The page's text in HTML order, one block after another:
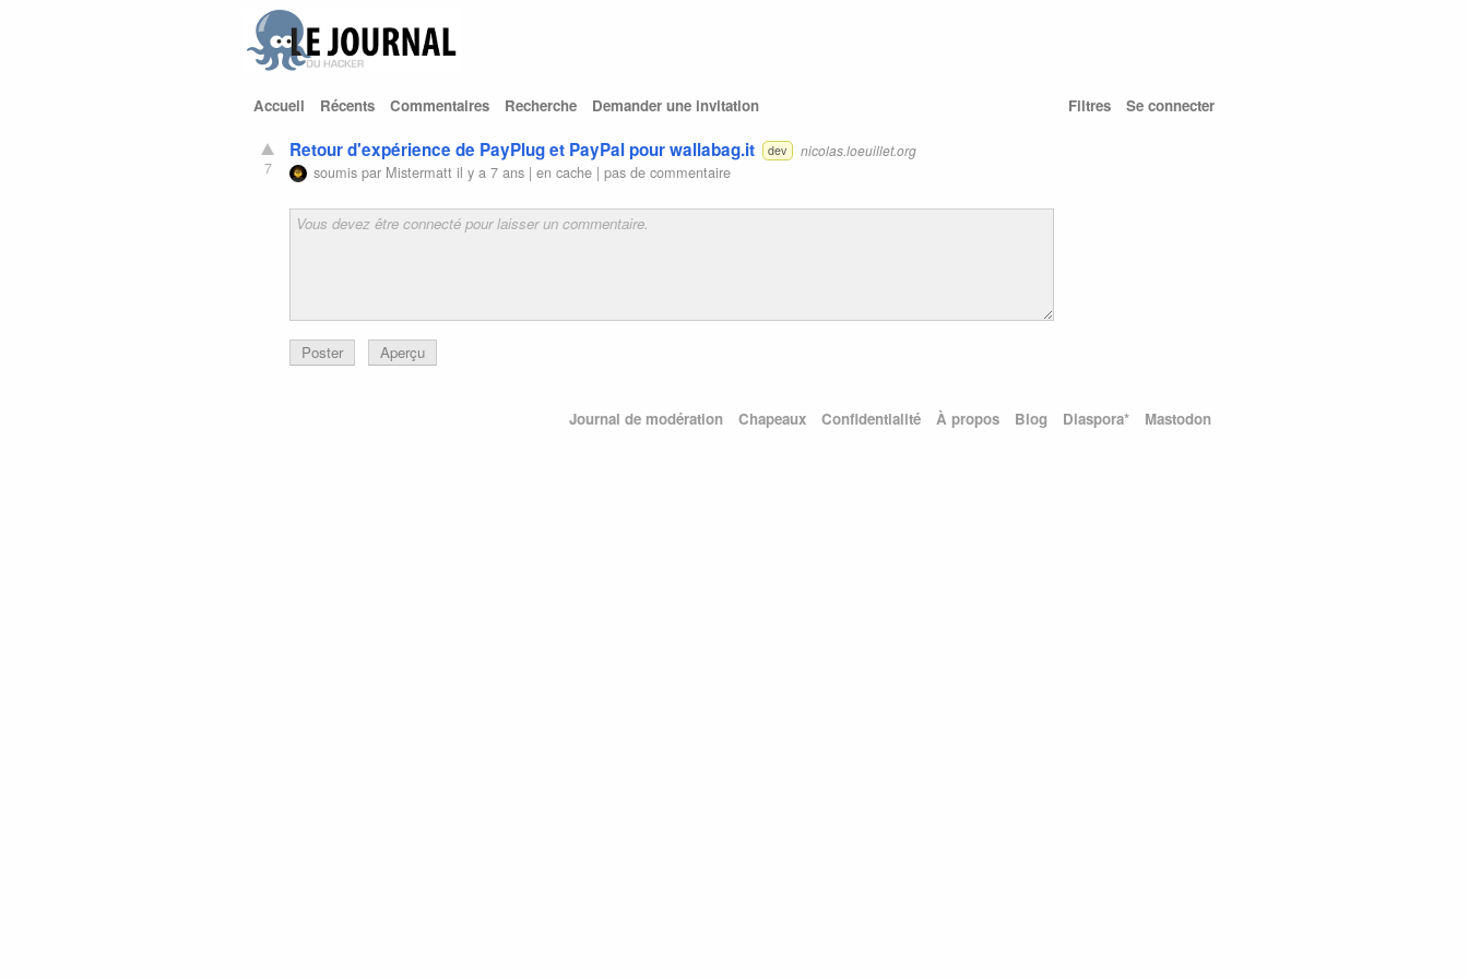
Accueil Récents Commentaires Recherche Demander une invitation Filtres Se connecter
7
Retour d'expérience de PayPlug et PayPal pour wallabag.it dev nicolas.loeuillet.org
soumis par Mistermatt il y a 7 ans |en cache |pas de commentaire
Poster Aperçu
Journal de modération Chapeaux Confidentialité À propos Blog Diaspora* Mastodon